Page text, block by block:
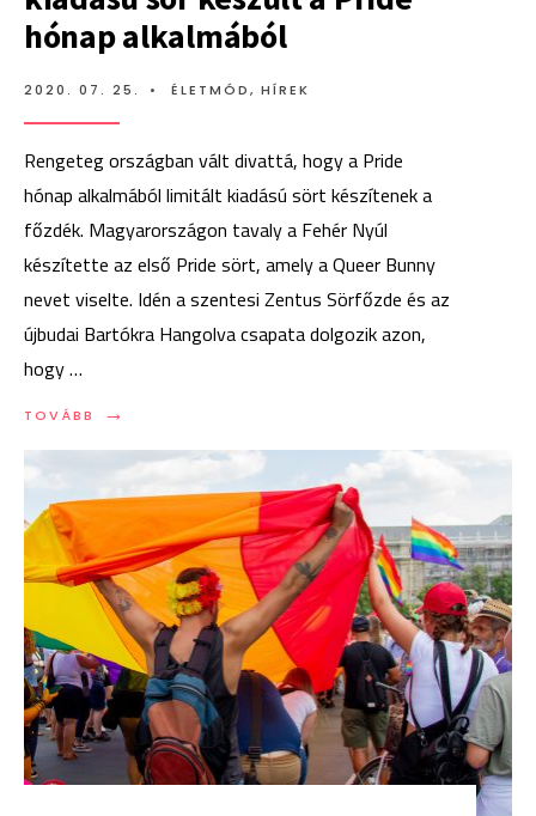
hónap alkalmából
2020. 07. 25. • ÉLETMÓD, HÍREK
Rengeteg országban vált divattá, hogy a Pride
hónap alkalmából limitált kiadású sört készítenek a
főzdék. Magyarországon tavaly a Fehér Nyúl
készítette az első Pride sört, amely a Queer Bunny
nevet viselte. Idén a szentesi Zentus Sörfőzde és az
újbudai Bartókra Hangolva csapata dolgozik azon,
hogy …
TOVÁBB →
TOVÁBB:
–
KIADÁSÚ
SÖR
KÉSZÜLT
A
PRIDE
HÓNAP
ALKALMÁBÓL